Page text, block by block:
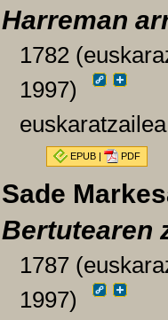
Harreman
1782
1997)
EPUB| PDF
Sade
Bertutearen
1787
1997)